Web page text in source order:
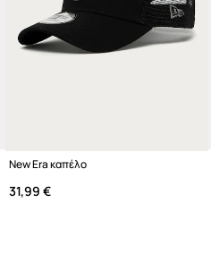
New Era καπέλο
31,99 €